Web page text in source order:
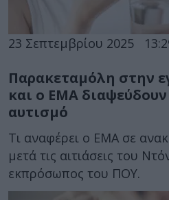
23 Σεπτεμβρίου 2025
Παρακεταμόλη στην
και ο ΕΜΑ
αυτισμό
Τι αναφέρει ο ΕΜΑ σε
μετά τις αιτιάσεις του
εκπρόσωπος του ΠΟΥ.